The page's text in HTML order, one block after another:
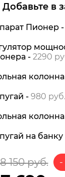
Добавьте в
Пионер -
- 2290
- 980 руб.
на банку
8 150руб. -